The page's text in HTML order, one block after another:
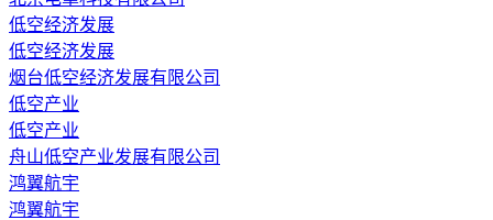
低空经济发展
低空经济发展
烟台低空经济发展有限公司
低空产业
低空产业
舟山低空产业发展有限公司
鸿翼航宇
鸿翼航宇